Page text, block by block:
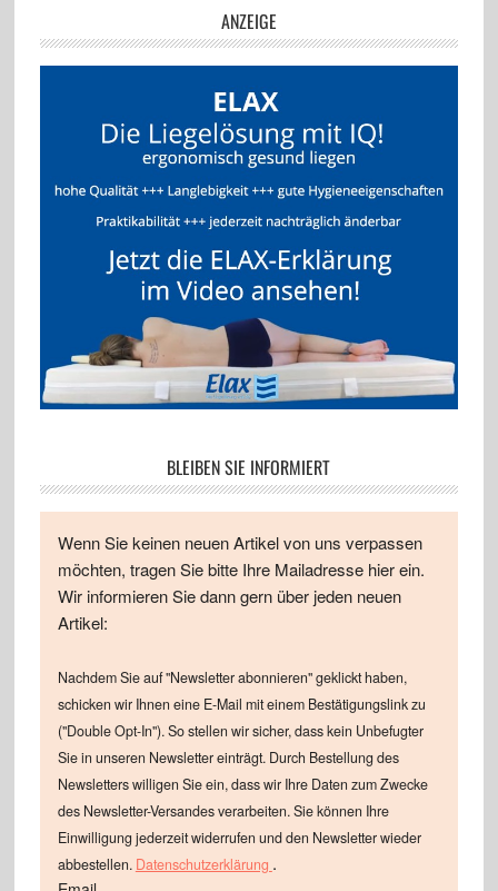
ANZEIGE
BLEIBEN SIE INFORMIERT
Wenn Sie keinen neuen Artikel von uns verpassen
möchten, tragen Sie bitte Ihre Mailadresse hier ein.
Wir informieren Sie dann gern über jeden neuen
Artikel:
Nachdem Sie auf "Newsletter abonnieren" geklickt haben,
schicken wir Ihnen eine E-Mail mit einem Bestätigungslink zu
("Double Opt-In"). So stellen wir sicher, dass kein Unbefugter
Sie in unseren Newsletter einträgt. Durch Bestellung des
Newsletters willigen Sie ein, dass wir Ihre Daten zum Zwecke
des Newsletter-Versandes verarbeiten. Sie können Ihre
Einwilligung jederzeit widerrufen und den Newsletter wieder
abbestellen. Datenschutzerklärung .